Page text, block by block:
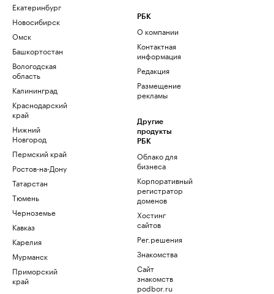
Екатеринбург
Новосибирск
Омск
Башкортостан
Вологодская
область
Калининград
Краснодарский
край
Нижний
Новгород
Пермский край
Ростов-на-Дону
Татарстан
Тюмень
Черноземье
Кавказ
Карелия
Мурманск
Приморский
край
РБК
О компании
Контактная
информация
Редакция
Размещение
рекламы
Другие
продукты
РБК
Облако для
бизнеса
Корпоративный
регистратор
доменов
Хостинг
сайтов
Рег.решения
Знакомства
Сайт
знакомств
podbor.ru